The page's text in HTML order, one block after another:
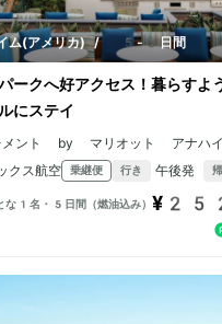
ム(アメリカ) / 5-8日間
ークへ好アクセス！暮らすよ
にステイ
メント by マリオット アナハ
ベンションセンター
クス航空 乗継便 行き 午後発
な1名・5日間（燃油込み）